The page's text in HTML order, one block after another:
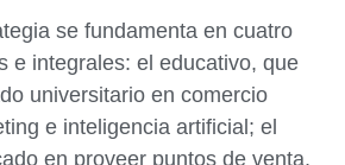
se fundamenta en cuatro
e integrales: el educativo, que
universitario en comercio
e inteligencia artificial; el
en proveer puntos de venta,